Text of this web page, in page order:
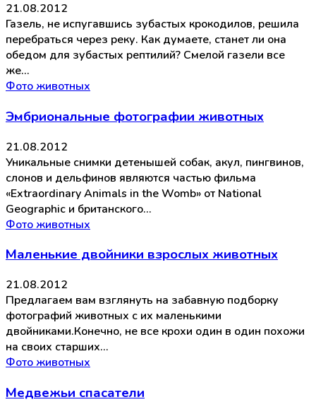
21.08.2012
Газель, не испугавшись зубастых крокодилов, решила
перебраться через реку. Как думаете, станет ли она
обедом для зубастых рептилий? Смелой газели все
же…
Фото животных
Эмбриональные фотографии животных
21.08.2012
Уникальные снимки детенышей собак, акул, пингвинов,
слонов и дельфинов являются частью фильма
«Extraordinary Animals in the Womb» от National
Geographic и британского…
Фото животных
Маленькие двойники взрослых животных
21.08.2012
Предлагаем вам взглянуть на забавную подборку
фотографий животных с их маленькими
двойниками.Конечно, не все крохи один в один похожи
на своих старших…
Фото животных
Медвежьи спасатели